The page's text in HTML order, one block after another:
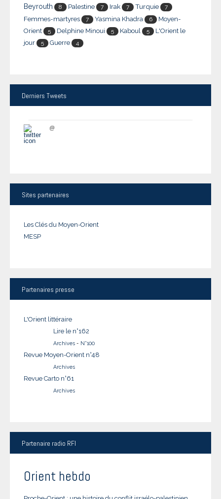
Beyrouth 8 Palestine 7 Irak 7 Turquie 7
Femmes-martyres 7 Yasmina Khadra 6
Moyen-
Orient
5 Delphine Minoui 5 Kaboul 5
L'Orient le
jour
5 Guerre 4
Derniers Tweets
@
Sites partenaires
Les Clés du Moyen-Orient
MESP
Partenaires presse
L'Orient littéraire
Lire le n°162
Archives - N°100
Revue Moyen-Orient n°48
Archives
Revue Carto n°61
Archives
Partenaire radio RFI
Orient hebdo